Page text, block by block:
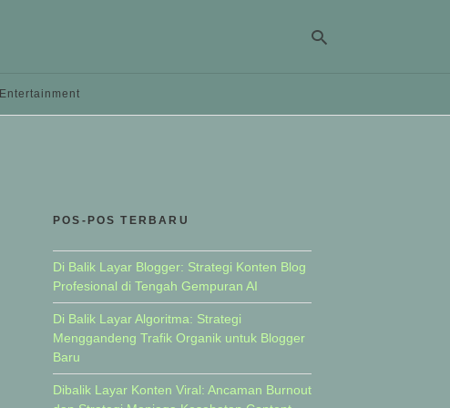
Entertainment
POS-POS TERBARU
Di Balik Layar Blogger: Strategi Konten Blog
Profesional di Tengah Gempuran AI
Di Balik Layar Algoritma: Strategi
Menggandeng Trafik Organik untuk Blogger
Baru
Dibalik Layar Konten Viral: Ancaman Burnout